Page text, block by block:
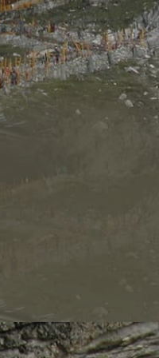
की खोज?